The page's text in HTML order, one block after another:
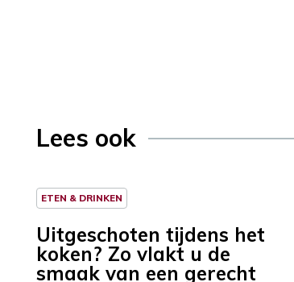
Lees ook
ETEN & DRINKEN
Uitgeschoten tijdens het
koken? Zo vlakt u de
smaak van een gerecht